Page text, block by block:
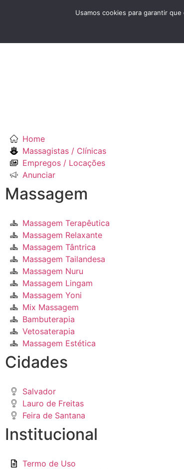
Home
Massagistas / Clínicas
Empregos / Locações
Anunciar
Massagem
Massagem Terapêutica
Massagem Relaxante
Massagem Tântrica
Massagem Tailandesa
Massagem Nuru
Massagem Lingam
Massagem Yoni
Mix Massagem
Bambuterapia
Vetosaterapia
Massagem Estética
Cidades
Salvador
Lauro de Freitas
Feira de Santana
Institucional
Termo de Uso
Usamos cookies para garantir